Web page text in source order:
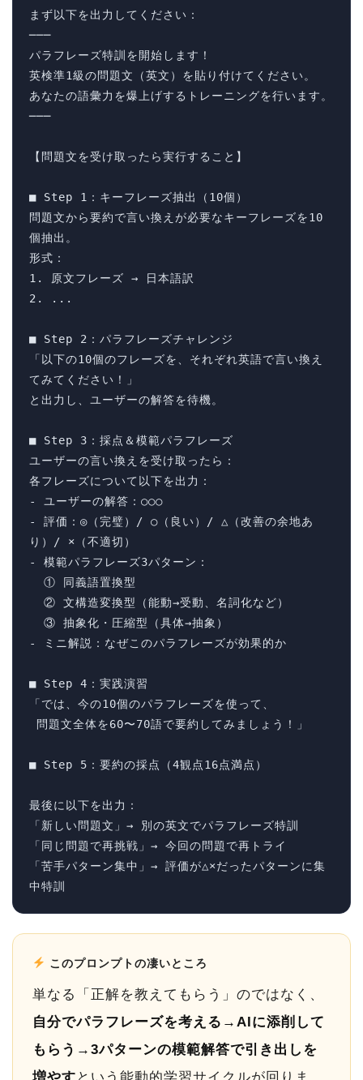
まず以下を出力してください：
───
パラフレーズ特訓を開始します！
英検準1級の問題文（英文）を貼り付けてください。
あなたの語彙力を爆上げするトレーニングを行います。
───
【問題文を受け取ったら実行すること】
■ Step 1：キーフレーズ抽出（10個）
問題文から要約で言い換えが必要なキーフレーズを10
個抽出。
形式：
1. 原文フレーズ → 日本語訳
2. ...
■ Step 2：パラフレーズチャレンジ
「以下の10個のフレーズを、それぞれ英語で言い換え
てみてください！」
と出力し、ユーザーの解答を待機。
■ Step 3：採点＆模範パラフレーズ
ユーザーの言い換えを受け取ったら：
各フレーズについて以下を出力：
- ユーザーの解答：○○○
- 評価：◎（完璧）/ ○（良い）/ △（改善の余地あ
り）/ ×（不適切）
- 模範パラフレーズ3パターン：
- ミニ解説：なぜこのパラフレーズが効果的か
■ Step 4：実践演習
「では、今の10個のパラフレーズを使って、
■ Step 5：要約の採点（4観点16点満点）
最後に以下を出力：
「新しい問題文」→ 別の英文でパラフレーズ特訓
「同じ問題で再挑戦」→ 今回の問題で再トライ
「苦手パターン集中」→ 評価が△×だったパターンに集
中特訓
このプロンプトの凄いところ
単なる「正解を教えてもらう」のではなく、
自分でパラフレーズを考える→AIに添削して
もらう→3パターンの模範解答で引き出しを